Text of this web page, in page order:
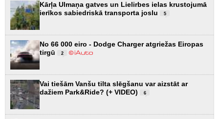
Kārļa Ulmaņa gatves un Lielirbes ielas krustojumā
ierīkos sabiedriskā transporta joslu
5
No 66 000 eiro - Dodge Charger atgriežas Eiropas
tirgū
2
Vai tiešām Vanšu tilta slēgšanu var aizstāt ar
dažiem Park&Ride? (+ VIDEO)
6